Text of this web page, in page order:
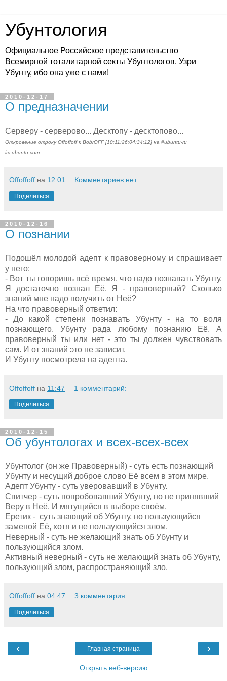
Убунтология
Официальное Российское представительство
Всемирной тоталитарной секты Убунтологов. Узри
Убунту, ибо она уже с нами!
2010-12-17
О предназначении
Серверу - серверово... Десктопу - десктопово...
Откровение отроку Offoffoff к BobrOFF [10:11:26:04:34:12] на #ubuntu-ru
irc.ubuntu.com
Offoffoff на 12:01 Комментариев нет:
Поделиться
2010-12-16
О познании
Подошёл молодой адепт к правоверному и спрашивает
у него:
- Вот ты говоришь всё время, что надо познавать Убунту.
Я достаточно познал Её. Я - правоверный? Сколько
знаний мне надо получить от Неё?
На что правоверный ответил:
- До какой степени познавать Убунту - на то воля
познающего. Убунту рада любому познанию Её. А
правоверный ты или нет - это ты должен чувствовать
сам. И от знаний это не зависит.
И Убунту посмотрела на адепта.
Offoffoff на 11:47 1 комментарий:
Поделиться
2010-12-15
Об убунтологах и всех-всех-всех
Убунтолог (он же Правоверный) - суть есть познающий
Убунту и несущий доброе слово Её всем в этом мире.
Адепт Убунту - суть уверовавший в Убунту.
Свитчер - суть попробовавший Убунту, но не принявший
Веру в Неё. И мятущийся в выборе своём.
Еретик - суть знающий об Убунту, но пользующийся
заменой Её, хотя и не пользующийся злом.
Неверный - суть не желающий знать об Убунту и
пользующийся злом.
Активный неверный - суть не желающий знать об Убунту,
пользующий злом, распространяющий зло.
Offoffoff на 04:47 3 комментария:
Поделиться
‹ ›
Главная страница
Открыть веб-версию